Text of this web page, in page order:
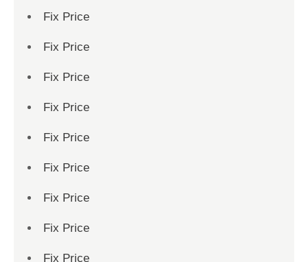
Fix Price
Fix Price
Fix Price
Fix Price
Fix Price
Fix Price
Fix Price
Fix Price
Fix Price